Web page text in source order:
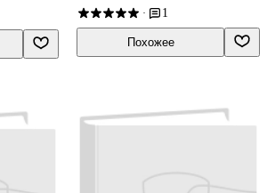
· 1
Похожее